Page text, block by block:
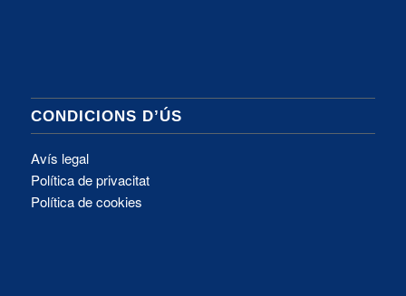
CONDICIONS D’ÚS
Avís legal
Política de privacitat
Política de cookies